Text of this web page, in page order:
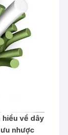
về dây
nhược